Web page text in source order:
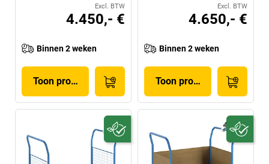
Excl. BTW
4.450,- €
Binnen 2 weken
Toon product
Excl. BTW
4.650,- €
Binnen 2 weken
Toon product